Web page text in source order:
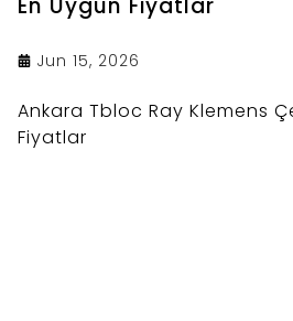
En Uygun Fiyatlar
Jun 15, 2026
Ankara Tbloc Ray Klemens
Fiyatlar